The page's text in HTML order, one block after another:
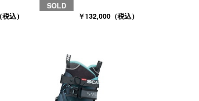
込）
SOLD
￥132,000（税込）